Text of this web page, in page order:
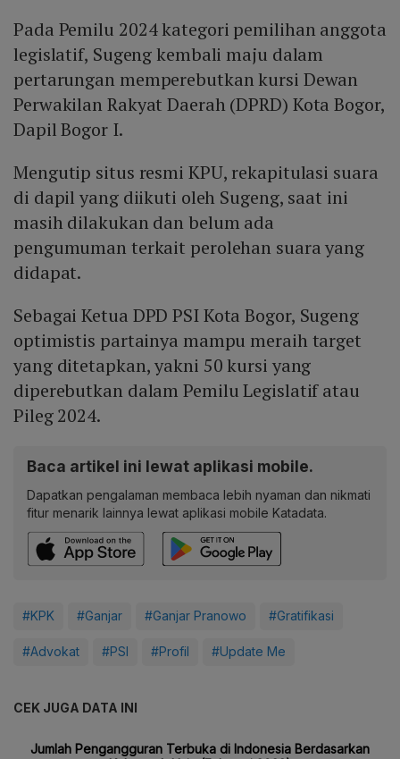
Pada Pemilu 2024 kategori pemilihan anggota
legislatif, Sugeng kembali maju dalam
pertarungan memperebutkan kursi Dewan
Perwakilan Rakyat Daerah (DPRD) Kota Bogor,
Dapil Bogor I.
Mengutip situs resmi KPU, rekapitulasi suara
di dapil yang diikuti oleh Sugeng, saat ini
masih dilakukan dan belum ada
pengumuman terkait perolehan suara yang
didapat.
Sebagai Ketua DPD PSI Kota Bogor, Sugeng
optimistis partainya mampu meraih target
yang ditetapkan, yakni 50 kursi yang
diperebutkan dalam Pemilu Legislatif atau
Pileg 2024.
Baca artikel ini lewat aplikasi mobile.
Dapatkan pengalaman membaca lebih nyaman dan nikmati
fitur menarik lainnya lewat aplikasi mobile Katadata.
#KPK #Ganjar #Ganjar Pranowo #Gratifikasi
#Advokat #PSI #Profil #Update Me
CEK JUGA DATA INI